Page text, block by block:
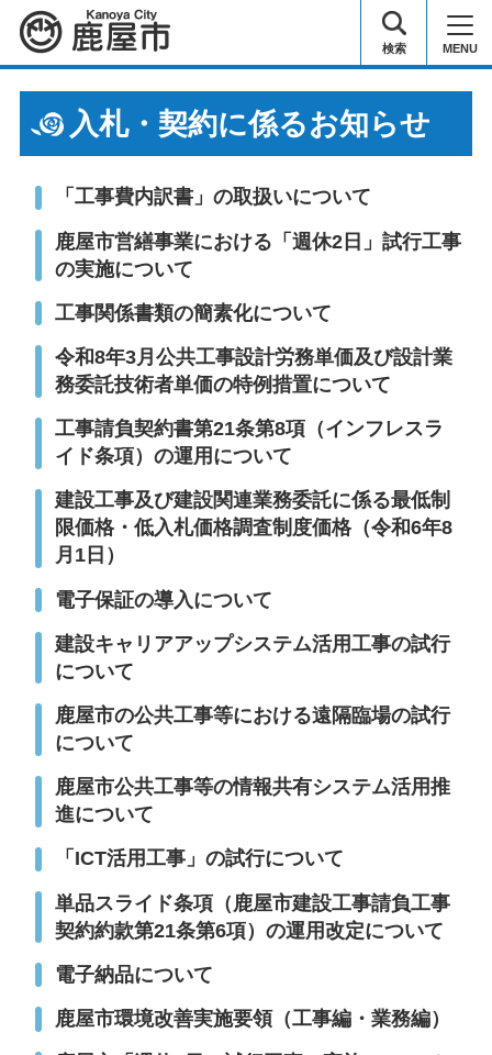
鹿屋市 検索 MENU
入札・契約に係るお知らせ
「工事費内訳書」の取扱いについて
鹿屋市営繕事業における「週休2日」試行工事
の実施について
工事関係書類の簡素化について
令和8年3月公共工事設計労務単価及び設計業
務委託技術者単価の特例措置について
工事請負契約書第21条第8項（インフレスラ
イド条項）の運用について
建設工事及び建設関連業務委託に係る最低制
限価格・低入札価格調査制度価格（令和6年8
月1日）
電子保証の導入について
建設キャリアアップシステム活用工事の試行
について
鹿屋市の公共工事等における遠隔臨場の試行
について
鹿屋市公共工事等の情報共有システム活用推
進について
「ICT活用工事」の試行について
単品スライド条項（鹿屋市建設工事請負工事
契約約款第21条第6項）の運用改定について
電子納品について
鹿屋市環境改善実施要領（工事編・業務編）